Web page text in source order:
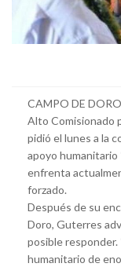
CAMPO DE
Alto Comisionado
pidió el lunes a la
apoyo humanitario
enfrenta
forzado.
Después de su
Doro, Guterres
posible
humanitario de